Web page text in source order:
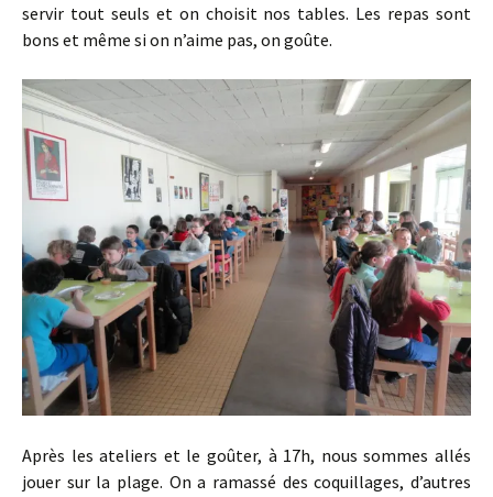
servir tout seuls et on choisit nos tables. Les repas sont
bons et même si on n’aime pas, on goûte.
Après les ateliers et le goûter, à 17h, nous sommes allés
jouer sur la plage. On a ramassé des coquillages, d’autres